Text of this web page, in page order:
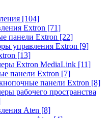
[104]
Extron [71]
панели Extron [22]
управления Extron [9]
[13]
Extron MediaLink [11]
панели Extron [7]
панели Extron [8]
рабочего пространства
Aten [8]